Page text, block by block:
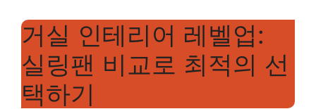
거실 인테리어 레벨업:
실링팬 비교로 최적의 선
택하기